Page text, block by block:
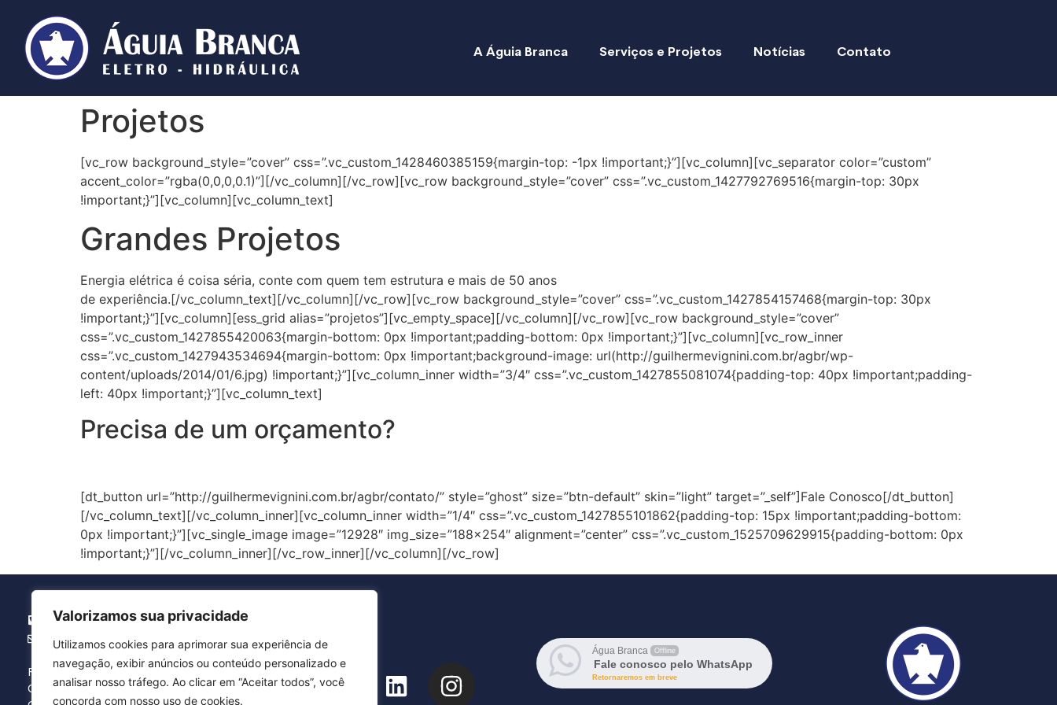
Valorizamos sua privacidade
Utilizamos cookies para aprimorar sua experiência de
navegação, exibir anúncios ou conteúdo personalizado e
analisar nosso tráfego. Ao clicar em “Aceitar todos”, você
concorda com nosso uso de cookies.
A Águia Branca Serviços e Projetos Notícias Contato
Projetos
[vc_row background_style=”cover” css=”.vc_custom_1428460385159{margin-top: -1px !important;}”][vc_column][vc_separator color=”custom”
accent_color=”rgba(0,0,0,0.1)”][/vc_column][/vc_row][vc_row background_style=”cover” css=”.vc_custom_1427792769516{margin-top: 30px
!important;}”][vc_column][vc_column_text]
Grandes Projetos
Energia elétrica é coisa séria, conte com quem tem estrutura e mais de 50 anos
de experiência.[/vc_column_text][/vc_column][/vc_row][vc_row background_style=”cover” css=”.vc_custom_1427854157468{margin-top: 30px
!important;}”][vc_column][ess_grid alias=”projetos”][vc_empty_space][/vc_column][/vc_row][vc_row background_style=”cover”
css=”.vc_custom_1427855420063{margin-bottom: 0px !important;padding-bottom: 0px !important;}”][vc_column][vc_row_inner
css=”.vc_custom_1427943534694{margin-bottom: 0px !important;background-image: url(http://guilhermevignini.com.br/agbr/wp-
content/uploads/2014/01/6.jpg) !important;}”][vc_column_inner width=”3/4″ css=”.vc_custom_1427855081074{padding-top: 40px !important;padding-
left: 40px !important;}”][vc_column_text]
Precisa de um orçamento?
[dt_button url=”http://guilhermevignini.com.br/agbr/contato/” style=”ghost” size=”btn-default” skin=”light” target=”_self”]Fale Conosco[/dt_button]
[/vc_column_text][/vc_column_inner][vc_column_inner width=”1/4″ css=”.vc_custom_1427855101862{padding-top: 15px !important;padding-bottom:
0px !important;}”][vc_single_image image=”12928″ img_size=”188×254″ alignment=”center” css=”.vc_custom_1525709629915{padding-bottom: 0px
!important;}”][/vc_column_inner][/vc_row_inner][/vc_column][/vc_row]
(16) 3371.5454
agbranca@agbranca.com.br
Rua Hermínio Chiari, 51 – Vila Real
CEP: 13567-290 – São Carlos / SP
Água Branca Offline
Fale conosco pelo WhatsApp
Retornaremos em breve